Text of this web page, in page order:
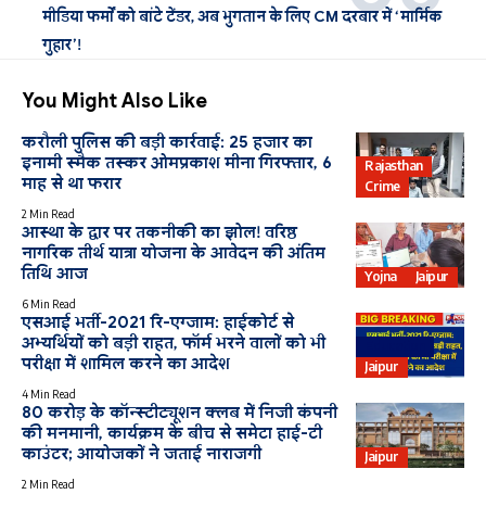
मीडिया फर्मों को बांटे टेंडर, अब भुगतान के लिए CM दरबार में ‘मार्मिक
गुहार’!
You Might Also Like
Rajasthan
Crime
करौली पुलिस की बड़ी कार्रवाई: 25 हजार का
इनामी स्मैक तस्कर ओमप्रकाश मीना गिरफ्तार, 6
माह से था फरार
2 Min Read
Yojna Jaipur
आस्था के द्वार पर तकनीकी का झोल! वरिष्ठ
नागरिक तीर्थ यात्रा योजना के आवेदन की अंतिम
तिथि आज
6 Min Read
Jaipur
एसआई भर्ती-2021 रि-एग्जाम: हाईकोर्ट से
अभ्यर्थियों को बड़ी राहत, फॉर्म भरने वालों को भी
परीक्षा में शामिल करने का आदेश
4 Min Read
Jaipur
80 करोड़ के कॉन्स्टीट्यूशन क्लब में निजी कंपनी
की मनमानी, कार्यक्रम के बीच से समेटा हाई-टी
काउंटर; आयोजकों ने जताई नाराजगी
2 Min Read